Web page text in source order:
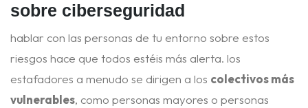
sobre ciberseguridad
hablar con las personas de tu entorno sobre estos
riesgos hace que todos estéis más alerta. los
estafadores a menudo se dirigen a los colectivos más
vulnerables, como personas mayores o personas